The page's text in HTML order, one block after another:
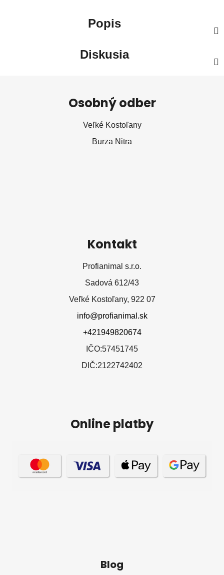
Popis
Diskusia
Osobný odber
Veľké Kostoľany
Burza Nitra
Kontakt
Profianimal s.r.o.
Sadová 612/43
Veľké Kostoľany, 922 07
info@profianimal.sk
+421949820674
IČO:57451745
DIČ:2122742402
Online platby
Blog